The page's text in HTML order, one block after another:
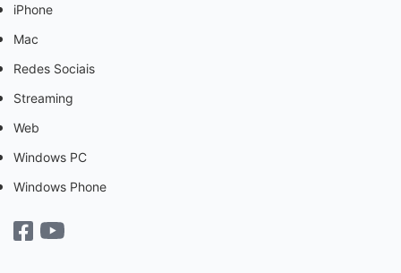
iPhone
Mac
Redes Sociais
Streaming
Web
Windows PC
Windows Phone